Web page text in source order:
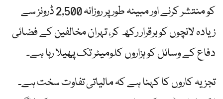
کو منتشر کرنے اور مبینہ طور پر روزانہ 2,500 ڈرونز سے
زیادہ لانچوں کو برقرار رکھ کر، تہران مخالفین کے فضائی
دفاع کے وسائل کو ہزاروں کلومیٹر تک پھیلا رہا ہے۔
تجزیہ کاروں کا کہنا ہے کہ مالیاتی تفاوت سخت ہے۔